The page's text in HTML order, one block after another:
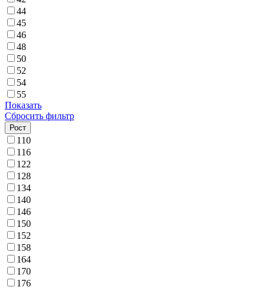
44
45
46
48
50
52
54
55
Показать
Сбросить фильтр
Рост
110
116
122
128
134
140
146
150
152
158
164
170
176